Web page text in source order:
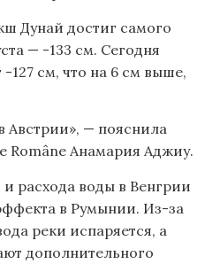
Дунай достиг самого
— -133 см. Сегодня
-127 см, что на 6 см выше,
Австрии», — пояснила
Române Анамария Аджиу.
расхода воды в Венгрии
в Румынии. Из-за
реки испаряется, а
дополнительного